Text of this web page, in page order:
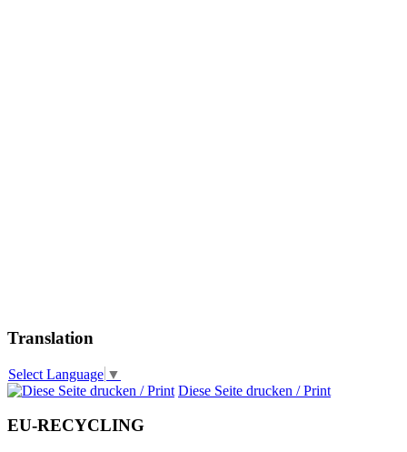
Translation
Select Language ▼
Diese Seite drucken / Print
EU-RECYCLING